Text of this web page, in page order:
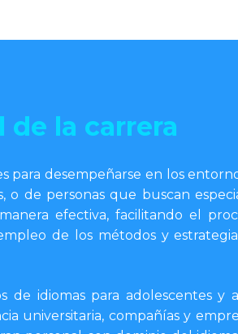
de la carrera
para desempeñarse en los
o de personas que buscan
efectiva, facilitando el
de los métodos y
de idiomas para adolescentes y
universitaria, compañías y